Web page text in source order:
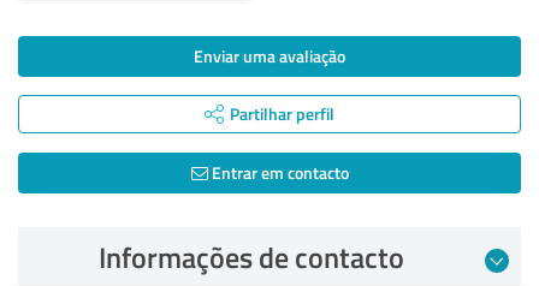
Enviar uma avaliação
Partilhar perfil
Entrar em contacto
Informações de contacto